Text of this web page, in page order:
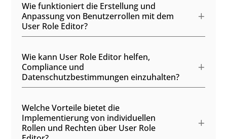
Wie funktioniert die Erstellung und
Anpassung von Benutzerrollen mit dem
User Role Editor?
Wie kann User Role Editor helfen,
Compliance und
Datenschutzbestimmungen einzuhalten?
Welche Vorteile bietet die
Implementierung von individuellen
Rollen und Rechten über User Role